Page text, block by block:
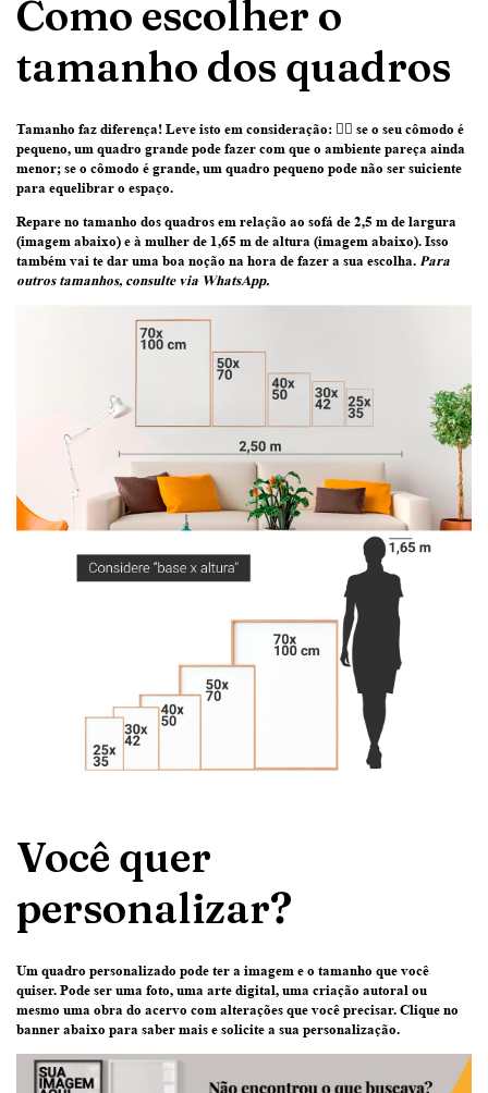
Como escolher o
tamanho dos quadros
Tamanho faz diferença! Leve isto em consideração: 👉🏽 se o seu cômodo é
pequeno, um quadro grande pode fazer com que o ambiente pareça ainda
menor; se o cômodo é grande, um quadro pequeno pode não ser suiciente
para equelibrar o espaço.
Repare no tamanho dos quadros em relação ao sofá de 2,5 m de largura
(imagem abaixo) e à mulher de 1,65 m de altura (imagem abaixo). Isso
também vai te dar uma boa noção na hora de fazer a sua escolha. Para
outros tamanhos, consulte via WhatsApp.
Você quer
personalizar?
Um quadro personalizado pode ter a imagem e o tamanho que você
quiser. Pode ser uma foto, uma arte digital, uma criação autoral ou
mesmo uma obra do acervo com alterações que você precisar. Clique no
banner abaixo para saber mais e solicite a sua personalização.